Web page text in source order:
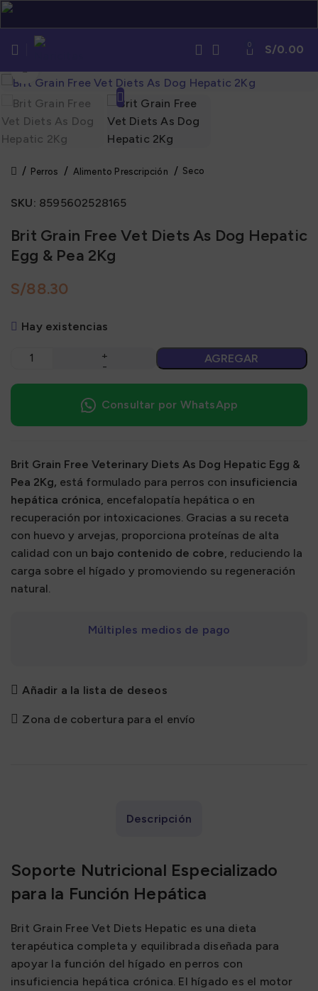
0 S/0.00
Perros Alimento Prescripción Seco
SKU: 8595602528165
Brit Grain Free Vet Diets As Dog Hepatic
Egg & Pea 2Kg
S/
Hay existencias
AGREGAR
Consultar por WhatsApp
Brit Grain Free Veterinary Diets As Dog Hepatic Egg &
Pea 2Kg, está formulado para perros con insuficiencia
hepática crónica , encefalopatía hepática o en
recuperación por intoxicaciones. Gracias a su receta
con huevo y arvejas, proporciona proteínas de alta
calidad con un bajo contenido de cobre , reduciendo la
carga sobre el hígado y promoviendo su regeneración
natural.
Múltiples medios de pago
Añadir a la lista de deseos
Zona de cobertura para el envío
Descripción
Soporte Nutricional Especializado
para la Función Hepática
Brit Grain Free Vet Diets Hepatic es una dieta
terapéutica completa y equilibrada diseñada para
apoyar la función del hígado en perros con
insuficiencia hepática crónica. El hígado es el motor